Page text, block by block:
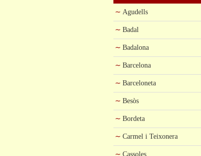
Agudells
Badal
Badalona
Barcelona
Barceloneta
Besòs
Bordeta
Carmel i Teixonera
Cassoles